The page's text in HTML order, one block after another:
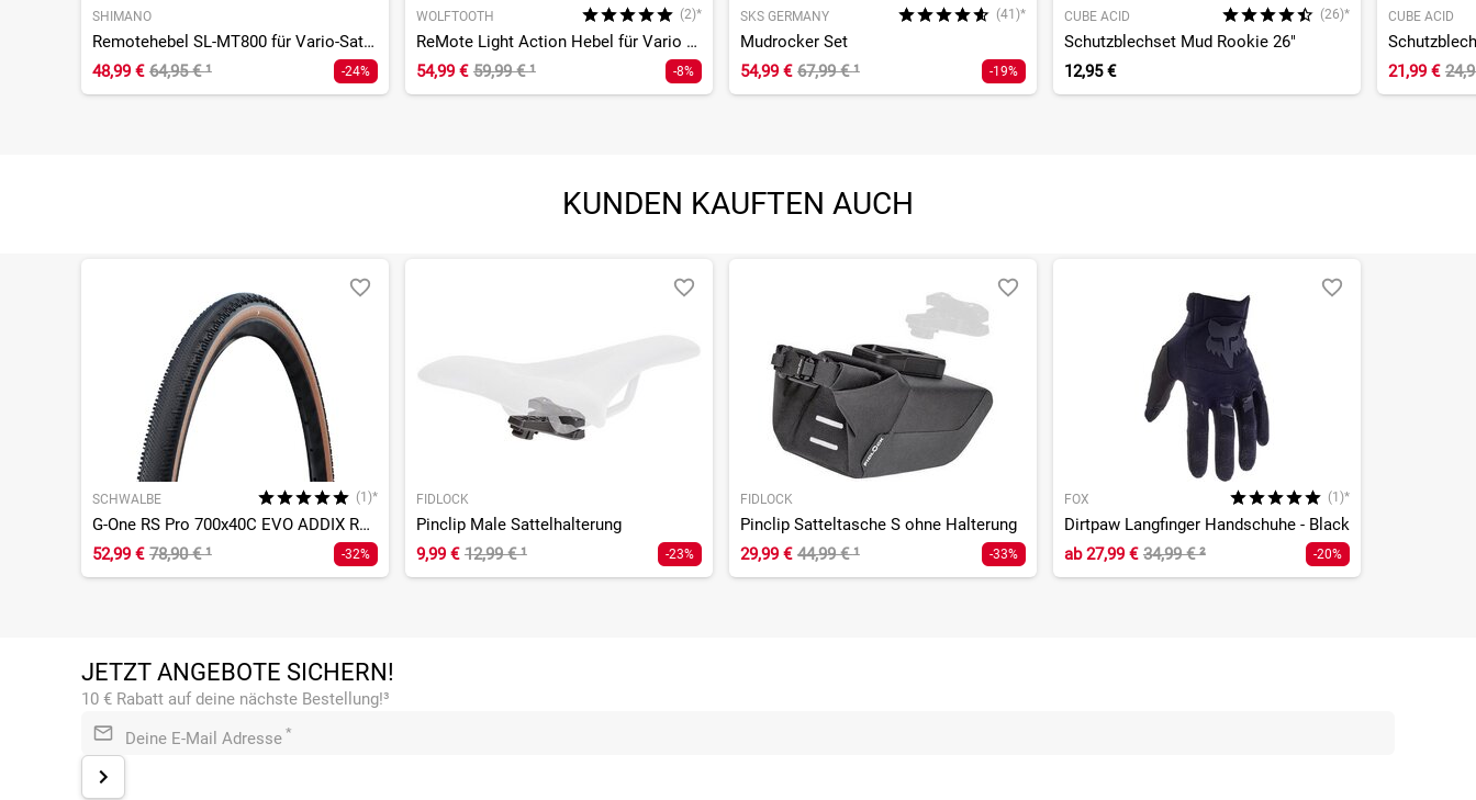
SHIMANO
Remotehebel SL-MT800 für Vario-Sattelstütze, I-SPEC EV
48,99 € 64,95 €¹ -24%
WOLFTOOTH (2)*
ReMote Light Action Hebel für Vario Sattelstützen, Schelle
54,99 € 59,99 €¹ -8%
SKS GERMANY (41)*
Mudrocker Set
54,99 € 67,99 €¹ -19%
CUBE ACID (26)*
Schutzblechset Mud Rookie 26"
12,95 €
CUBE ACID
21,99 €
KUNDEN KAUFTEN AUCH
SCHWALBE (1)*
G-One RS Pro 700x40C EVO ADDIX Race V-Guard Super Race TLR
52,99 € 78,90 €¹ -32%
FIDLOCK
Pinclip Male Sattelhalterung
9,99 € 12,99 €¹ -23%
FIDLOCK
Pinclip Satteltasche S ohne Halterung
29,99 € 44,99 €¹ -33%
FOX (1)*
Dirtpaw Langfinger Handschuhe - Black
ab27,99 € 34,99 €² -20%
JETZT ANGEBOTE SICHERN!
10 € Rabatt auf deine nächste Bestellung!³
Deine E-Mail Adresse *